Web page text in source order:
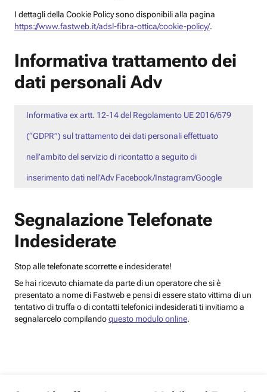
I dettagli della Cookie Policy sono disponibili alla pagina
https://www.fastweb.it/adsl-fibra-ottica/cookie-policy/.
Informativa trattamento dei
dati personali Adv
Informativa ex artt. 12-14 del Regolamento UE 2016/679
(“GDPR”) sul trattamento dei dati personali effettuato
nell’ambito del servizio di ricontatto a seguito di
inserimento dati nell’Adv Facebook/Instagram/Google
Segnalazione Telefonate
Indesiderate
Stop alle telefonate scorrette e indesiderate!
Se hai ricevuto chiamate da parte di un operatore che si è
presentato a nome di Fastweb e pensi di essere stato vittima di un
tentativo di truffa o di contatti telefonici indesiderati ti invitiamo a
segnalarcelo compilandoquesto modulo online.